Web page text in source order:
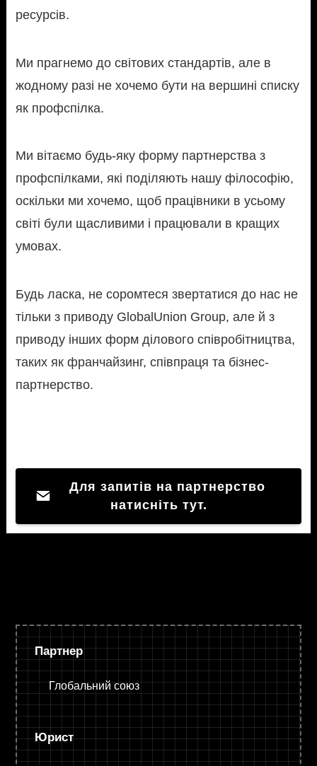
ресурсів.
Ми прагнемо до світових стандартів, але в
жодному разі не хочемо бути на вершині списку
як профспілка.
Ми вітаємо будь-яку форму партнерства з
профспілками, які поділяють нашу філософію,
оскільки ми хочемо, щоб працівники в усьому
світі були щасливими і працювали в кращих
умовах.
Будь ласка, не соромтеся звертатися до нас не
тільки з приводу GlobalUnion Group, але й з
приводу інших форм ділового співробітництва,
таких як франчайзинг, співпраця та бізнес-
партнерство.
Для запитів на партнерство
натисніть тут.
Партнер
Глобальний союз
Юрист